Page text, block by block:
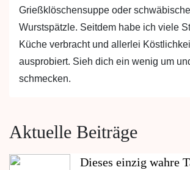
Grießklöschensuppe oder
Wurstspätzle. Seitdem habe ich viele
Küche verbracht und allerlei
ausprobiert. Sieh dich ein wenig um
schmecken.
Aktuelle Beiträge
Dieses einzig wahre